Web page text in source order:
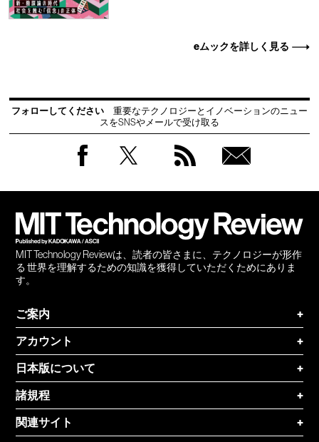
eムックを詳しく見る
フォローしてください
重要なテクノロジーとイノベーションのニュー
スをSNSやメールで受け取る
MIT Technology Reviewは、読者の皆さまに、テクノロジーが形作
る 世界を理解するための知識を獲得していただくためにありま
す。
ご案内
+
アカウント
+
日本版について
+
諸規程
+
関連サイト
+